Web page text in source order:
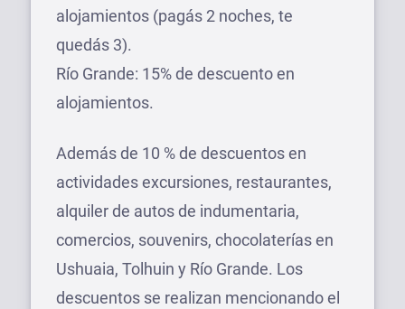
alojamientos (pagás 2 noches, te
quedás 3).
Río Grande: 15% de descuento en
alojamientos.
Además de 10 % de descuentos en
actividades excursiones, restaurantes,
alquiler de autos de indumentaria,
comercios, souvenirs, chocolaterías en
Ushuaia, Tolhuin y Río Grande. Los
descuentos se realizan mencionando el